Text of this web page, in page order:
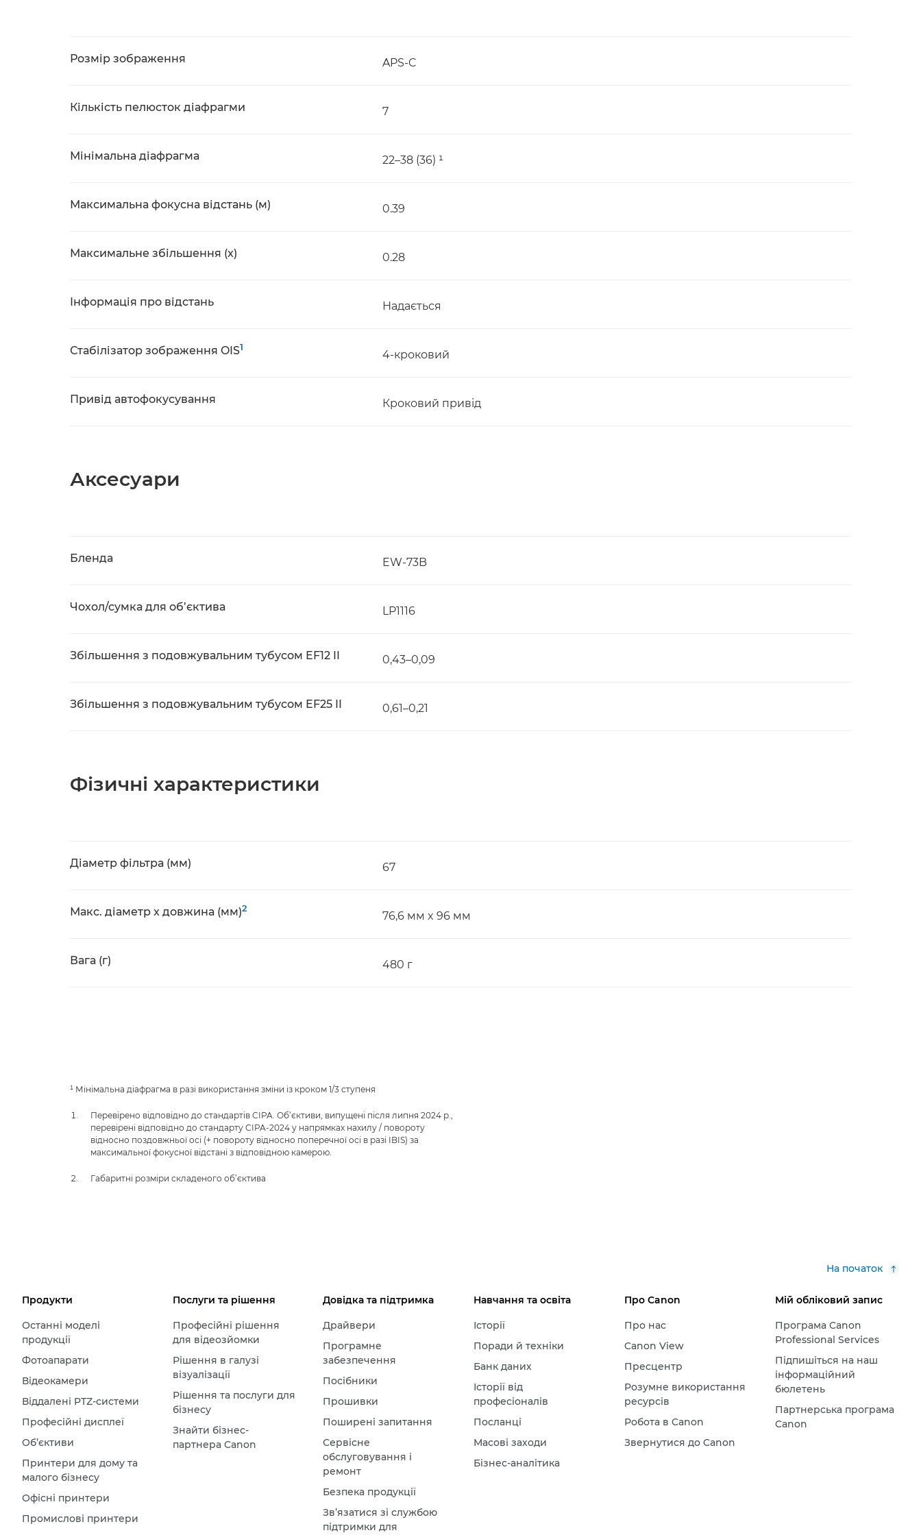
Розмір зображення APS-C
Кількість пелюсток діафрагми 7
Мінімальна діафрагма 22–38 (36) ¹
Максимальна фокусна відстань (м) 0.39
Максимальне збільшення (x) 0.28
Інформація про відстань Надається
Стабілізатор зображення OIS1
4-кроковий
Привід автофокусування Кроковий привід
Аксесуари
Бленда EW-73B
Чохол/сумка для об’єктива LP1116
Збільшення з подовжувальним тубусом EF12 II 0,43–0,09
Збільшення з подовжувальним тубусом EF25 II 0,61–0,21
Фізичні характеристики
Діаметр фільтра (мм) 67
Макс. діаметр x довжина (мм)2
76,6 мм x 96 мм
Вага (г) 480 г
¹ Мінімальна діафрагма в разі використання зміни із кроком 1/3 ступеня
Перевірено відповідно до стандартів CIPA. Об’єктиви, випущені після липня 2024 р.,
перевірені відповідно до стандарту CIPA-2024 у напрямках нахилу / повороту
відносно поздовжньої осі (+ повороту відносно поперечної осі в разі IBIS) за
максимальної фокусної відстані з відповідною камерою.
Габаритні розміри складеного об’єктива
На початок
Продукти
Останні моделі
продукції
Фотоапарати
Відеокамери
Віддалені PTZ-системи
Професійні дисплеї
Об’єктиви
Принтери для дому та
малого бізнесу
Офісні принтери
Промислові принтери
Послуги та рішення
Професійні рішення
для відеозйомки
Рішення в галузі
візуалізації
Рішення та послуги для
бізнесу
Знайти бізнес-
партнера Canon
Довідка та підтримка
Драйвери
Програмне
забезпечення
Посібники
Прошивки
Поширені запитання
Сервісне
обслуговування і
ремонт
Безпека продукції
Зв’язатися зі службою
підтримки для
Навчання та освіта
Історії
Поради й техніки
Банк даних
Історії від
професіоналів
Посланці
Масові заходи
Бізнес-аналітика
Про Canon
Про нас
Canon View
Пресцентр
Розумне використання
ресурсів
Робота в Canon
Звернутися до Canon
Мій обліковий запис
Програма Canon
Professional Services
Підпишіться на наш
інформаційний
бюлетень
Партнерська програма
Canon